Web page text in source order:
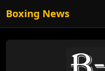
Boxing News